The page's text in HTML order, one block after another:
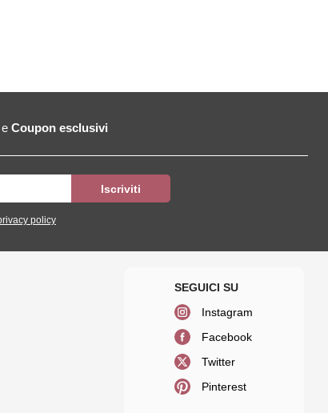
e Coupon esclusivi
policy
Instagram
Facebook
Twitter
Pinterest